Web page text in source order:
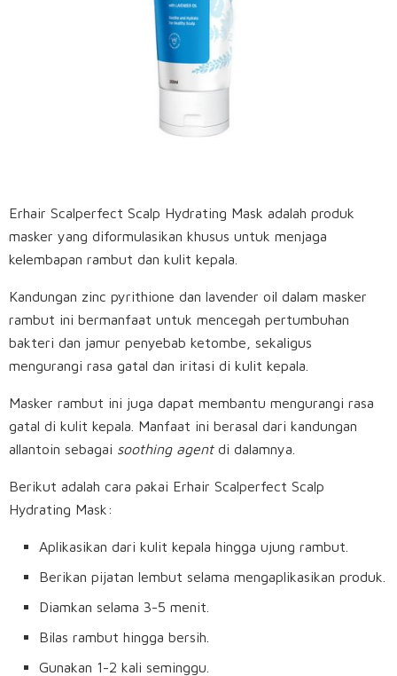
Erhair Scalperfect Scalp Hydrating Mask adalah produk
masker yang diformulasikan khusus untuk menjaga
kelembapan rambut dan kulit kepala.
Kandungan zinc pyrithione dan lavender oil dalam masker
rambut ini bermanfaat untuk mencegah pertumbuhan
bakteri dan jamur penyebab ketombe, sekaligus
mengurangi rasa gatal dan iritasi di kulit kepala.
Masker rambut ini juga dapat membantu mengurangi rasa
gatal di kulit kepala. Manfaat ini berasal dari kandungan
allantoin sebagai soothing agentdi dalamnya.
Berikut adalah cara pakai Erhair Scalperfect Scalp
Hydrating Mask:
Aplikasikan dari kulit kepala hingga ujung rambut.
Berikan pijatan lembut selama mengaplikasikan produk.
Diamkan selama 3-5 menit.
Bilas rambut hingga bersih.
Gunakan 1-2 kali seminggu.